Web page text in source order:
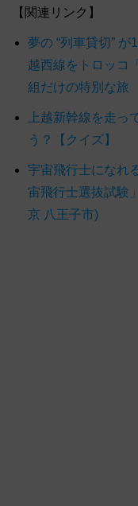
【関連リンク】
夢の “列車貸切”
越西線をトロッコ
組だけの特別な旅
上越新幹線を走っ
う？【クイズ】
宇宙飛行士になれ
宙飛行士選抜試験
京 八王子市)